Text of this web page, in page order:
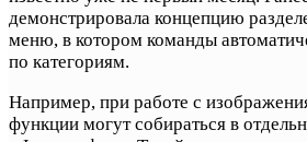
демонстрировала концепцию
меню, в котором команды
по категориям.
Например, при работе с
функции могут собираться в